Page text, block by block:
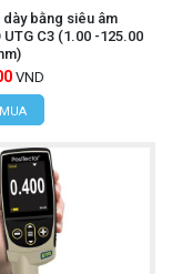
P. Xuân Đỉnh,
Hợp, P. Mỹ
Nội
dày bằng siêu âm
UTG C3 (1.00 -125.00
VND